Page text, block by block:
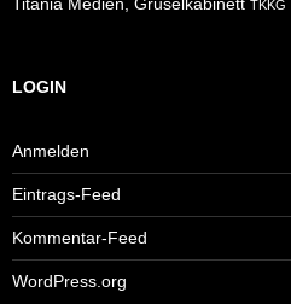
Titania Medien, Gruselkabinett TKKG
LOGIN
Anmelden
Eintrags-Feed
Kommentar-Feed
WordPress.org